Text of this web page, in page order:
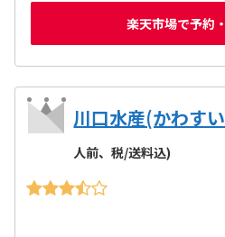
楽天市場で予約
川口水産(かわす
人前、税/送料込)